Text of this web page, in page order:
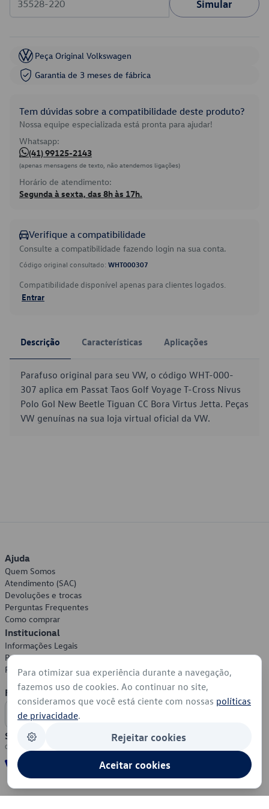
Simular
Peça Original Volkswagen
Garantia de 3 meses de fábrica
Tem dúvidas sobre a compatibilidade deste produto?
Nossa equipe especializada está pronta para ajudar!
Whatsapp:
(41) 99125-2143
(apenas mensagens de texto, não atendemos ligações)
Horário de atendimento:
Segunda à sexta, das 8h às 17h.
Verifique a compatibilidade
Consulte a compatibilidade fazendo login na sua conta.
Código original consultado: WHT000307
Compatibilidade disponível apenas para clientes logados.
Entrar
Descrição Características Aplicações
Parafuso original para seu VW, o código WHT-000-
307 aplica em Passat Taos Golf Voyage T-Cross Nivus
Polo Gol New Beetle Tiguan CC Bora Virtus Jetta. Peças
VW genuínas na sua loja virtual oficial da VW.
Ajuda
Quem Somos
Atendimento (SAC)
Devoluções e trocas
Perguntas Frequentes
Como comprar
Institucional
Informações Legais
Política de Privacidade
Política de Cookies
Formas de Pagamento
Segurança
Para otimizar sua experiência durante a navegação,
fazemos uso de cookies. Ao continuar no site,
consideramos que você está ciente com nossas políticas
de privacidade.
Rejeitar cookies
Aceitar cookies